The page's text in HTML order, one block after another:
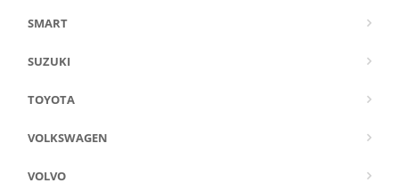
SMART
SUZUKI
TOYOTA
VOLKSWAGEN
VOLVO